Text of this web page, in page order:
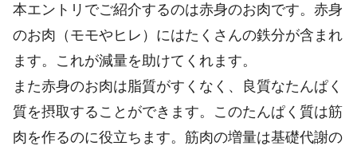
本エントリでご紹介するのは赤身のお肉です。赤身
のお肉（モモやヒレ）にはたくさんの鉄分が含まれ
ます。これが減量を助けてくれます。
また赤身のお肉は脂質がすくなく、良質なたんぱく
質を摂取することができます。このたんぱく質は筋
肉を作るのに役立ちます。筋肉の増量は基礎代謝の